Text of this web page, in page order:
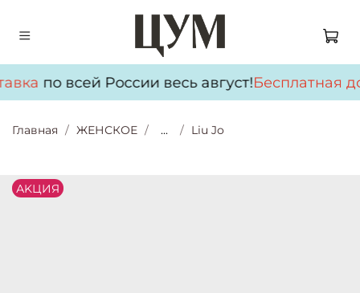
по всей России весь август!Бесплатная
Главная ЖЕНСКОЕ ... Liu Jo
АKЦИЯ